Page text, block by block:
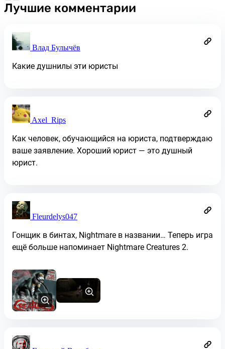
Лучшие комментарии
Влад Булычёв
Какие душнилы эти юристы
Axel_Rips
Как человек, обучающийся на юриста, подтверждаю
ваше заявление. Хороший юрист — это душный
юрист.
Fleurdelys047
Гонщик в бинтах, Nightmare в названии… Теперь игра
ещë больше напоминает Nightmare Creatures 2.